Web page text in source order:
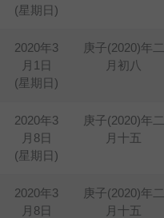
(星期日)
2020年3
月1日
(星期日)
庚子(2020)年二
月初八
2020年3
月8日
(星期日)
庚子(2020)年二
月十五
2020年3
月8日
庚子(2020)年二
月十五